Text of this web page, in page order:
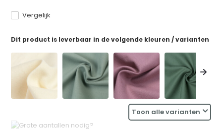
Vergelijk
Dit product is leverbaar in de volgende kleuren / varianten
Toon alle varianten